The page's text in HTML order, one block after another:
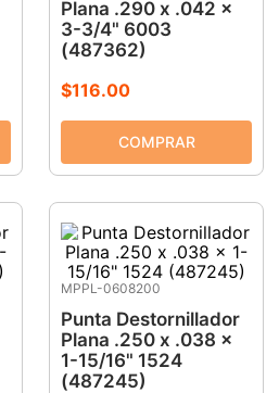
Plana .290 x .042 x
3-3/4" 6003
(487362)
$116.00
MPPL-0608200
Punta Destornillador
Plana .250 x .038 x
1-15/16" 1524
(487245)